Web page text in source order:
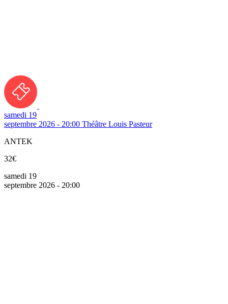
samedi 19
septembre 2026 - 20:00 Théâtre Louis Pasteur
ANTEK
32€
samedi 19
septembre 2026 - 20:00